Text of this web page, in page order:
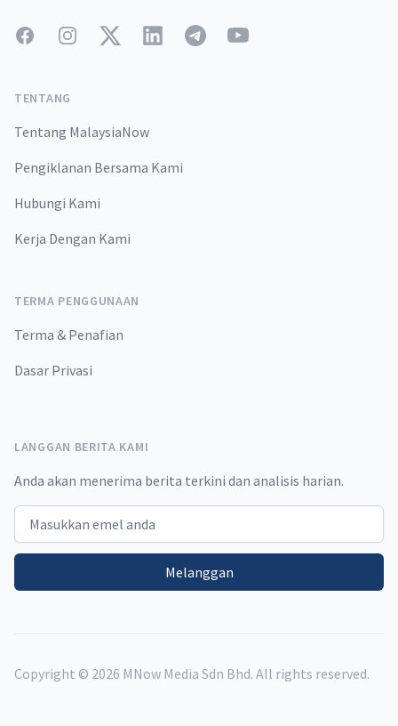
FacebookInstagramTwitterLinkedInTelegramYouTube
TENTANG
Tentang MalaysiaNow
Pengiklanan Bersama Kami
Hubungi Kami
Kerja Dengan Kami
TERMA PENGGUNAAN
Terma & Penafian
Dasar Privasi
LANGGAN BERITA KAMI
Anda akan menerima berita terkini dan analisis harian.
Email address
Melanggan
Copyright © 2026 MNow Media Sdn Bhd. All rights reserved.